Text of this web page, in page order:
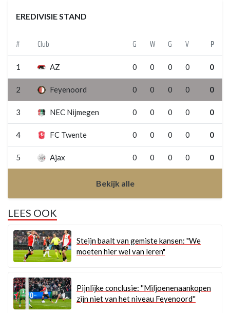
EREDIVISIE STAND
# Club G W G V P
1 AZ 0 0 0 0 0
2 Feyenoord 0 0 0 0 0
3 NEC Nijmegen 0 0 0 0 0
4 FC Twente 0 0 0 0 0
5 Ajax 0 0 0 0 0
Bekijk alle
LEES OOK
Steijn baalt van gemiste kansen: "We
moeten hier wel van leren"
Pijnlijke conclusie: ''Miljoenenaankopen
zijn niet van het niveau Feyenoord''